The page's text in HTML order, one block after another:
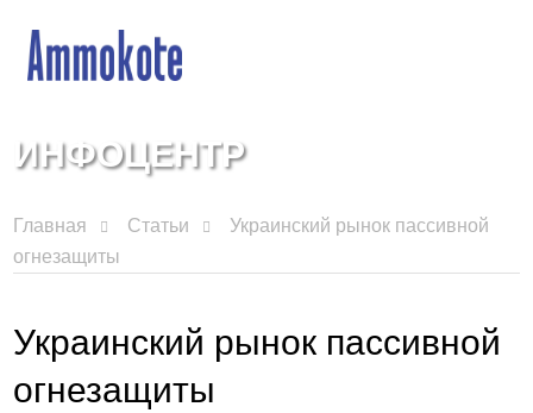
ИНФОЦЕНТР
Главная Статьи
Украинский рынок пассивной
огнезащиты
Украинский рынок пассивной
огнезащиты